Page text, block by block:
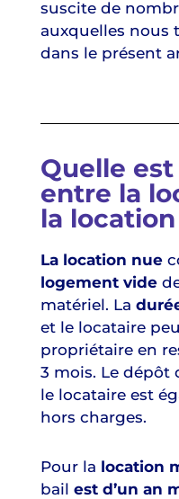
suscite de
auxquelles nous
dans le présent
Quelle
entre la
la
La location nue
logement vide
matériel. La
et le locataire
propriétaire en
3 mois. Le dépôt
le locataire est
hors charges.
Pour la location
bail est d’un an